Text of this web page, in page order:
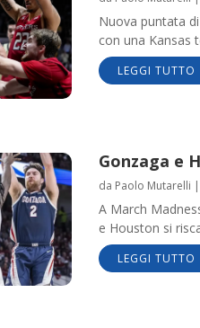
Nuova puntata
con una Kansas
LEGGI TUTTO
Gonzaga e
da Paolo Mutarelli |
A March
e Houston si
LEGGI TUTTO